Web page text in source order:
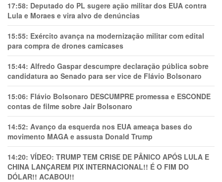
17:58: Deputado do PL sugere ação militar dos EUA contra
Lula e Moraes e vira alvo de denúncias
15:55: Exército avança na modernização militar com edital
para compra de drones camicases
15:44: Alfredo Gaspar descumpre declaração pública sobre
candidatura ao Senado para ser vice de Flávio Bolsonaro
15:06: Flávio Bolsonaro DESCUMPRE promessa e ESCONDE
contas de filme sobre Jair Bolsonaro
14:52: Avanço da esquerda nos EUA ameaça bases do
movimento MAGA e assusta Donald Trump
14:20: VÍDEO: TRUMP TEM CRlSE DE PÂNlCO APÓS LULA E
CHINA LANÇAREM PIX INTERNACIONAL!! É O FIM DO
DÓLAR!! ACABOU!!